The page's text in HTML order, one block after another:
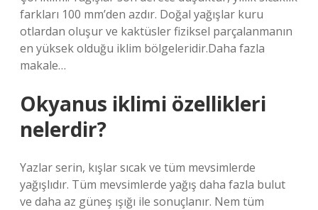
farkları 100 mm’den azdır. Doğal yağışlar kuru
otlardan oluşur ve kaktüsler fiziksel parçalanmanın
en yüksek olduğu iklim bölgeleridir.Daha fazla
makale…
Okyanus iklimi özellikleri
nelerdir?
Yazlar serin, kışlar sıcak ve tüm mevsimlerde
yağışlıdır. Tüm mevsimlerde yağış daha fazla bulut
ve daha az güneş ışığı ile sonuçlanır. Nem tüm